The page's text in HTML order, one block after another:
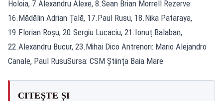
Holoia, 7.Alexandru Alexe, 8.Sean Brian Morrell Rezerve:
16.Mădălin Adrian Țală, 17.Paul Rusu, 18.Nika Pataraya,
19.Florian Roșu, 20.Sergiu Lucaciu, 21.Ionuț Balaban,
22.Alexandru Bucur, 23.Mihai Dico Antrenori: Mario Alejandro
Canale, Paul RusuSursa: CSM Știința Baia Mare
CITEȘTE ȘI